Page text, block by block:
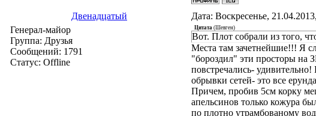
Двенадцатый Дата: Воскресенье,
Генерал-майор
Группа: Друзья
Сообщений: 1791
Статус: Offline
Цитата (Шевген)
Вот. Плот собрали из того,
Места там зачетнейшие!!! Я
"бороздил" эти просторы на
повстречались-
обрывки сетей- это все
Причем, пробив 5см корку
апельсинов только кожура
по плотно утрамбованому